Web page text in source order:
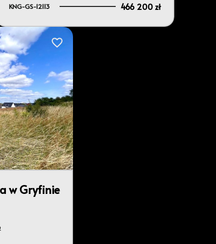
KNG-GS-12113 466 200 zł
Dodaj do ulubionych
w Gryfinie